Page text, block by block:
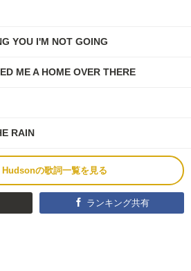
YOU I'M NOT GOING
ME A HOME OVER THERE
RAIN
の歌詞一覧を見る
ランキング共有